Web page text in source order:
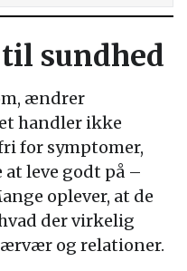
sundhed
ændrer
handler ikke
for symptomer,
leve godt på –
oplever, at de
der virkelig
og relationer.